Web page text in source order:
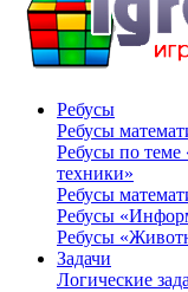
Ребусы
Ребусы
Ребусы по теме
техники»
Ребусы
Ребусы
Ребусы
Задачи
Логические